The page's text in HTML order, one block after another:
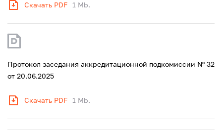
Скачать PDF 1 Mb.
Протокол заседания аккредитационной подкомиссии № 32
от 20.06.2025
Скачать PDF 1 Mb.